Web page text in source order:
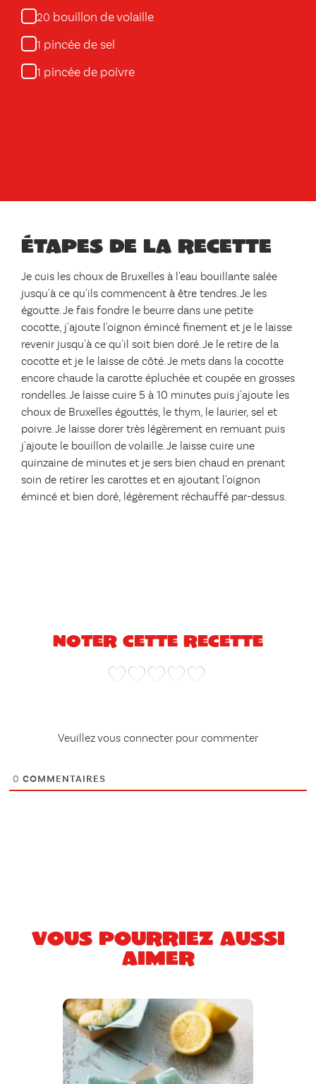
20 bouillon de volaille
1 pincée de sel
1 pincée de poivre
Étapes de la recette
Je cuis les choux de Bruxelles à l'eau bouillante salée
jusqu'à ce qu'ils commencent à être tendres. Je les
égoutte. Je fais fondre le beurre dans une petite
cocotte, j'ajoute l'oignon émincé finement et je le laisse
revenir jusqu'à ce qu'il soit bien doré. Je le retire de la
cocotte et je le laisse de côté. Je mets dans la cocotte
encore chaude la carotte épluchée et coupée en grosses
rondelles. Je laisse cuire 5 à 10 minutes puis j'ajoute les
choux de Bruxelles égouttés, le thym, le laurier, sel et
poivre. Je laisse dorer très légèrement en remuant puis
j'ajoute le bouillon de volaille. Je laisse cuire une
quinzaine de minutes et je sers bien chaud en prenant
soin de retirer les carottes et en ajoutant l'oignon
émincé et bien doré, légèrement réchauffé par-dessus.
Noter cette recette
Veuillez vous connecter pour commenter
0 COMMENTAIRES
Vous pourriez aussi
aimer